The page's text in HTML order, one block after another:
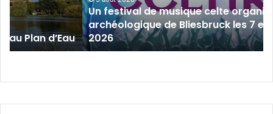
Plan d’Eau
parc
archéologique
de
Bliesbruck
8
Un festival de musique celte organisé
archéologique de Bliesbruck les 7 et 8
2026